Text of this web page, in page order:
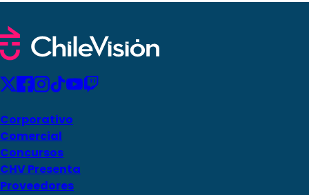
Corporativo
Comercial
Concursos
CHV Presenta
Proveedores